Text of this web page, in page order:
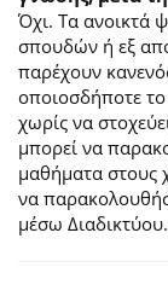
Όχι. Τα ανοικτά
σπουδών ή εξ
παρέχουν
οποιοσδήποτε το
χωρίς να
μπορεί να
μαθήματα στους
να
μέσω Διαδικτύου.